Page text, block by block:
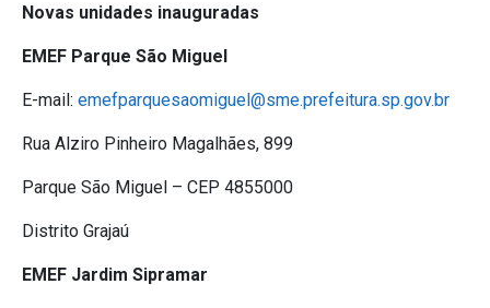
Novas unidades inauguradas
EMEF Parque São Miguel
E-mail: emefparquesaomiguel@sme.prefeitura.sp.gov.br
Rua Alziro Pinheiro Magalhães, 899
Parque São Miguel – CEP 4855000
Distrito Grajaú
EMEF Jardim Sipramar